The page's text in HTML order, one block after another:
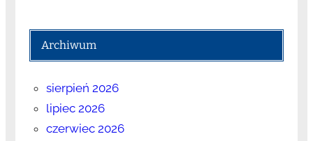
Archiwum
sierpień 2026
lipiec 2026
czerwiec 2026